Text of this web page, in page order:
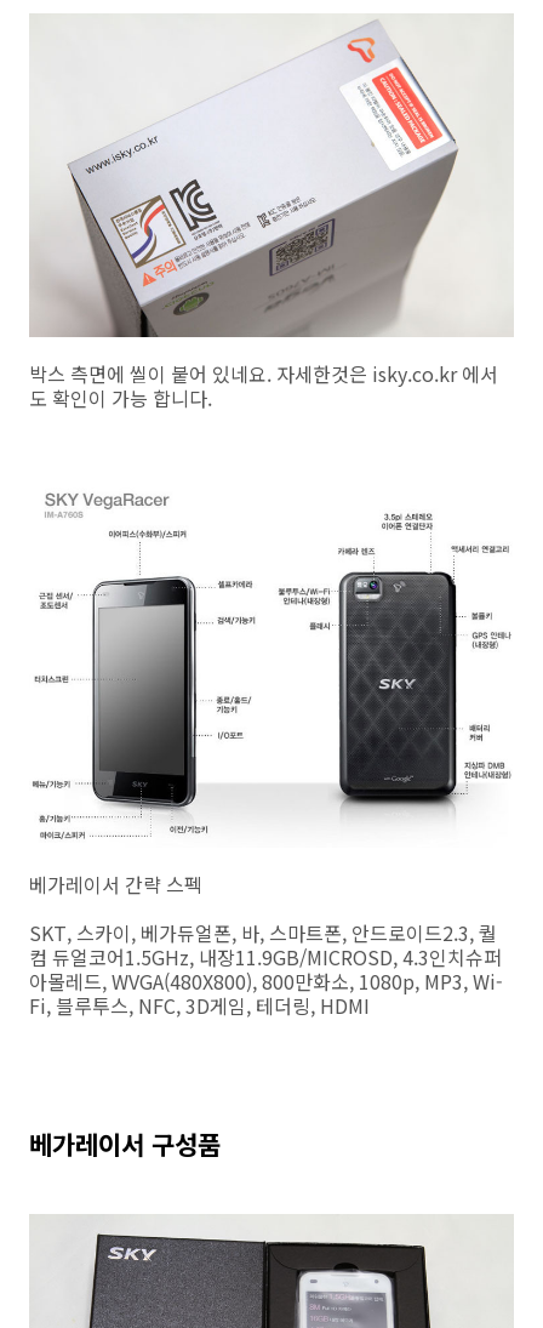
박스 측면에 씰이 붙어 있네요. 자세한것은 isky.co.kr 에서
도 확인이 가능 합니다.
베가레이서 간략 스펙
SKT, 스카이, 베가듀얼폰, 바, 스마트폰, 안드로이드2.3, 퀄
컴 듀얼코어1.5GHz, 내장11.9GB/MICROSD, 4.3인치슈퍼
아몰레드, WVGA(480X800), 800만화소, 1080p, MP3, Wi-
Fi, 블루투스, NFC, 3D게임, 테더링, HDMI
베가레이서 구성품